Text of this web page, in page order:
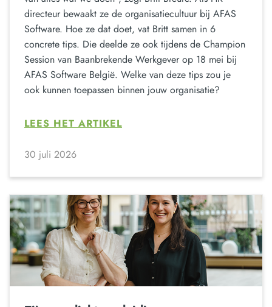
directeur bewaakt ze de organisatiecultuur bij AFAS
Software. Hoe ze dat doet, vat Britt samen in 6
concrete tips. Die deelde ze ook tijdens de Champion
Session van Baanbrekende Werkgever op 18 mei bij
AFAS Software België. Welke van deze tips zou je
ook kunnen toepassen binnen jouw organisatie?
LEES HET ARTIKEL
30 juli 2026